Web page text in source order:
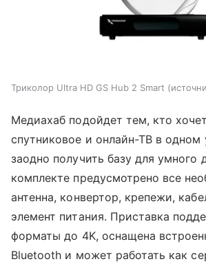
Триколор Ultra HD GS Hub 2 Smart
Медиахаб подойдет тем, кто
спутниковое и онлайн-ТВ в одном
заодно получить базу для умного
комплекте предусмотрено все
антенна, конвертор, крепежи,
элемент питания. Приставка
форматы до 4K, оснащена
Bluetooth и может работать как